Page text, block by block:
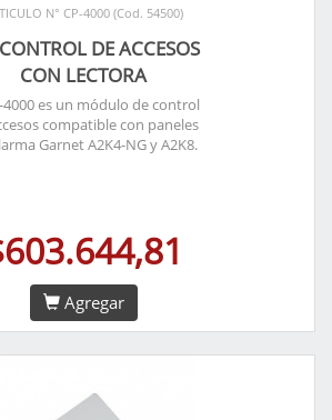
N° CP-4000 (Cod. 54500)
DE ACCESOS
CON LECTORA
4000 es un módulo de control
compatible con paneles
Garnet A2K4-NG y A2K8.
Agregar